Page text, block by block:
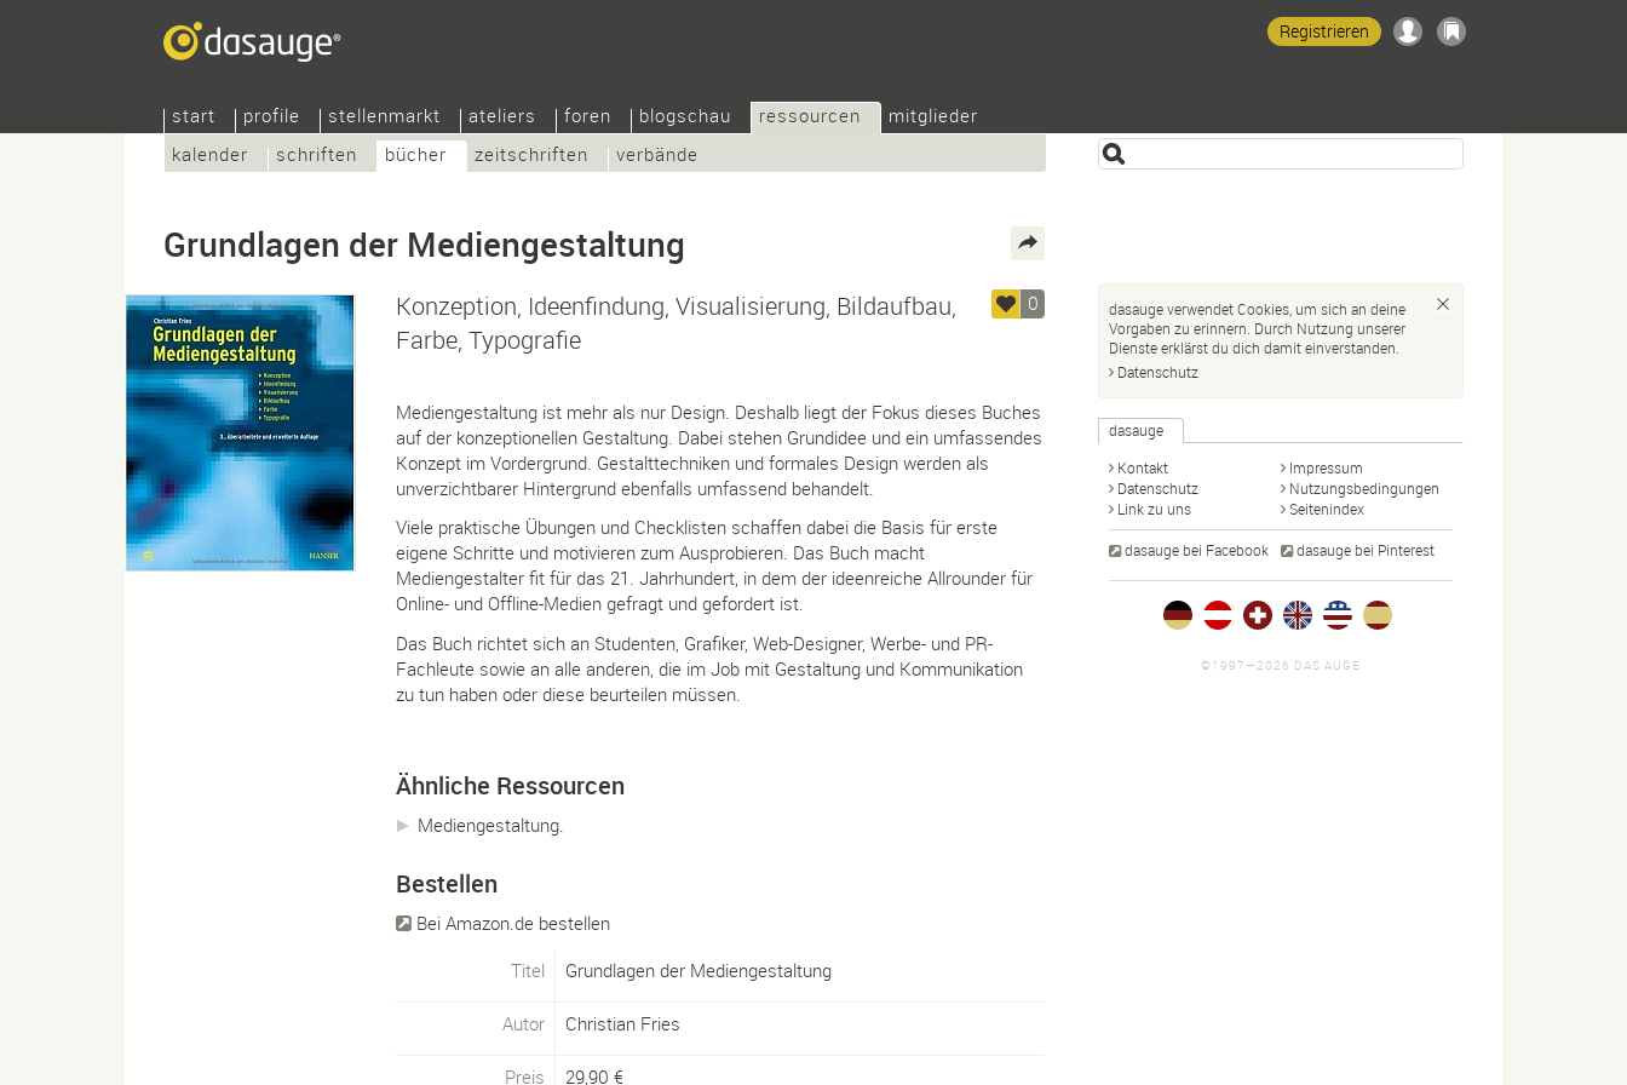
start profile stellenmarkt ateliers foren blogschau
ressourcen
kalender
schriften bücher zeitschriften verbände
mitglieder
Registrieren
Grundlagen der Mediengestaltung
0
Konzeption, Ideenfindung, Visualisierung, Bildaufbau,
Farbe, Typografie
Mediengestaltung ist mehr als nur Design. Deshalb liegt der Fokus dieses Buches
auf der konzeptionellen Gestaltung. Dabei stehen Grundidee und ein umfassendes
Konzept im Vordergrund. Gestalttechniken und formales Design werden als
unverzichtbarer Hintergrund ebenfalls umfassend behandelt.
Viele praktische Übungen und Checklisten schaffen dabei die Basis für erste
eigene Schritte und motivieren zum Ausprobieren. Das Buch macht
Mediengestalter fit für das 21. Jahrhundert, in dem der ideenreiche Allrounder für
Online- und Offline-Medien gefragt und gefordert ist.
Das Buch richtet sich an Studenten, Grafiker, Web-Designer, Werbe- und PR-
Fachleute sowie an alle anderen, die im Job mit Gestaltung und Kommunikation
zu tun haben oder diese beurteilen müssen.
Ähnliche Ressourcen
Mediengestaltung.
Bestellen
Bei Amazon.de bestellen
Titel
Grundlagen der Mediengestaltung
Autor Christian Fries
Preis 29,90 €
dasauge verwendet Cookies, um sich an deine
Vorgaben zu erinnern. Durch Nutzung unserer
Dienste erklärst du dich damit einverstanden.
Datenschutz
dasauge
Kontakt
Impressum
Datenschutz
Nutzungsbedingungen
Link zu uns
Seitenindex
dasauge bei Facebook dasauge bei Pinterest
©1997—2026 DAS AUGE